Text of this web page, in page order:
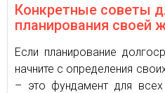
Конкретные советы
планирования своей
Если планирование
начните с определения
– это фундамент для